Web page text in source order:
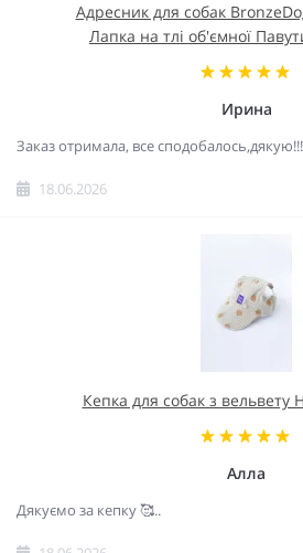
Адресник для собак
Лапка на тлі об'ємної
Ирина
Заказ отримала, все
18.06.2026
Кепка для собак з вельвету
Алла
Дякуємо за кепку 🥰..